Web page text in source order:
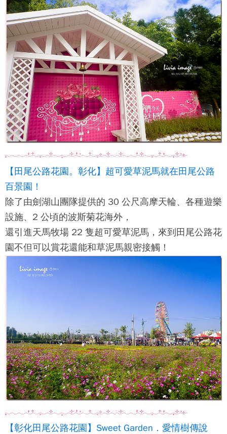
【田尾公路花園。彰化】超可愛草泥馬就在田尾公路
百景園！
除了由劍湖山團隊提供的 30 公尺高摩天輪、各種遊樂
設施、2 公頃的波斯菊花海外，
還引進天馬牧場 22 隻超可愛草泥馬，來到田尾公路花
園不但可以賞花還能和草泥馬親密接觸！
【彰化田尾公路花園】Sweet Garden．愛情樹傳說